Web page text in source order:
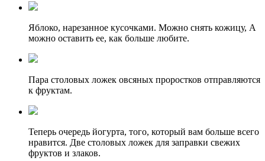
Яблоко, нарезанное кусочками. Можно снять кожицу, А
можно оставить ее, как больше любите.
Пара столовых ложек овсяных проростков отправляются
к фруктам.
Теперь очередь йогурта, того, который вам больше всего
нравится. Две столовых ложек для заправки свежих
фруктов и злаков.